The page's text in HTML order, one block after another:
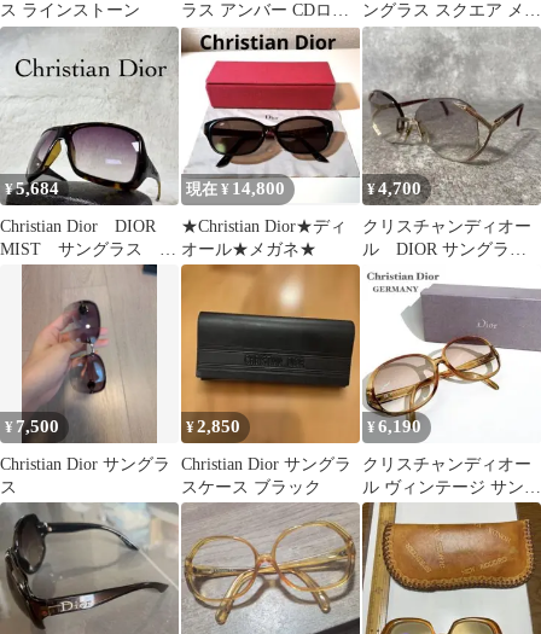
ス ラインストーン
ラス アンバー CDロゴ
ビッグシェイプ べっこ
う色
ングラス スクエア メタ
ルフレーム ケース付き
¥5,684
Christian Dior DIOR
MIST サングラス べ
現在 ¥ 14,800
★Christian Dior★ディ
オール★メガネ★
¥4,700
クリスチャンディオー
ル DIOR サングラ
ス リムレス ヴィン
テージ
¥ 7,500
Christian Dior サングラ
ス
¥2,850
Christian Dior サングラ
スケース ブラック
¥6,190
クリスチャンディオー
ル ヴィンテージ サング
ラス べっ甲柄 度あり
ドイツ製